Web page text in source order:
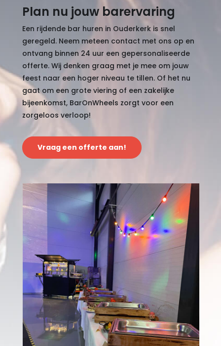
Plan nu jouw barervaring
Een rijdende bar huren in Ouderkerk is snel
geregeld. Neem meteen contact met ons op en
ontvang binnen 24 uur een gepersonaliseerde
offerte. Wij denken graag met je mee om jouw
feest naar een hoger niveau te tillen. Of het nu
gaat om een grote viering of een zakelijke
bijeenkomst, BarOnWheels zorgt voor een
zorgeloos verloop!
Vraag een offerte aan!